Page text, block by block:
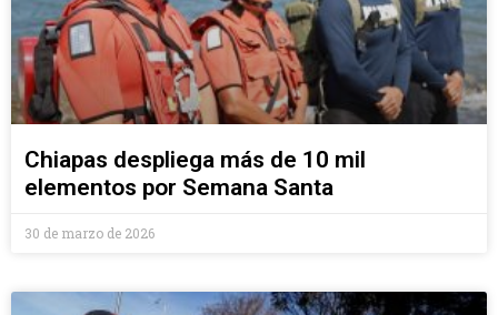
Chiapas despliega más de 10 mil
elementos por Semana Santa
30 de marzo de 2026